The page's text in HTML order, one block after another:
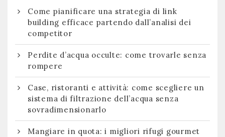
Come pianificare una strategia di link
building efficace partendo dall’analisi dei
competitor
Perdite d’acqua occulte: come trovarle senza
rompere
Case, ristoranti e attività: come scegliere un
sistema di filtrazione dell’acqua senza
sovradimensionarlo
Mangiare in quota: i migliori rifugi gourmet